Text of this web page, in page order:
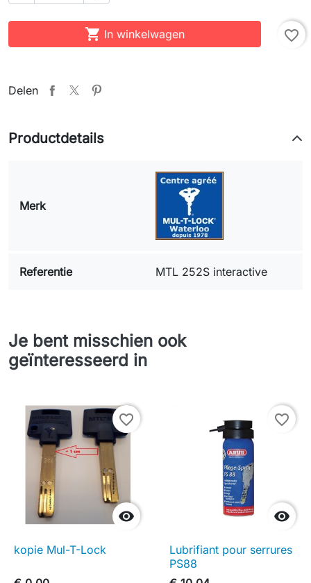
 In winkelwagen favorite_border
Delen
Productdetails
Merk
Referentie MTL 252S interactive
Je bent misschien ook
geïnteresseerd in

favorite_border
kopie Mul-T-Lock

favorite_border
Lubrifiant pour serrures
PS88